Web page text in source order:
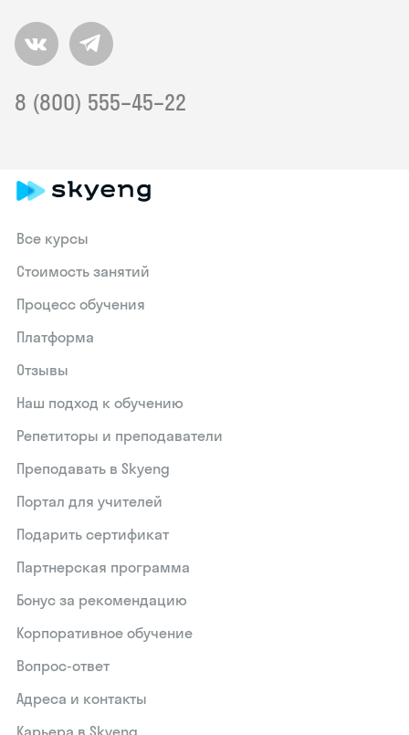
8 (800) 555–45–22
Все курсы
Стоимость занятий
Процесс обучения
Платформа
Отзывы
Наш подход к обучению
Репетиторы и преподаватели
Преподавать в Skyeng
Портал для учителей
Подарить сертификат
Партнерская программа
Бонус за рекомендацию
Корпоративное обучение
Вопрос-ответ
Адреса и контакты
Карьера в Skyeng